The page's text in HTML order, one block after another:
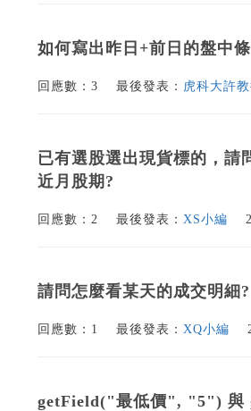
如何寫出昨日+前日的盤中
回應數：3 最後發表： 虎科大許
已有選股選出現貨標的，請
近月股期?
回應數：2 最後發表： XS小編
請問怎麼看某天的成交明細?
回應數：1 最後發表： XQ小編
getField("最低價", "5") 與